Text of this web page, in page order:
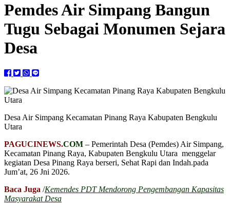
Pemdes Air Simpang Bangun
Tugu Sebagai Monumen Sejara
Desa
Desa Air Simpang Kecamatan Pinang Raya Kabupaten Bengkulu
Utara
PAGUCINEWS.COM – Pemerintah Desa (Pemdes) Air Simpang,
Kecamatan Pinang Raya, Kabupaten Bengkulu Utara menggelar
kegiatan Desa Pinang Raya berseri, Sehat Rapi dan Indah.pada
Jum’at, 26 Jni 2026.
Baca Juga /Kemendes PDT Mendorong Pengembangan Kapasitas
Masyarakat Desa